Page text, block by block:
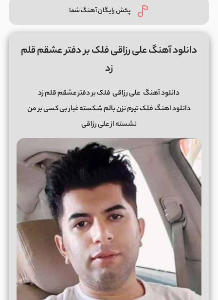
پخش رایگان آهنگ شما
دانلود آهنگ علی رزاقی فلک بر دفتر عشقم قلم
زد
دانلود آهنگ علی رزاقی فلک بر دفتر عشقم قلم زد
دانلود اهنگ فلک تیرم نزن بالم شکسته غبار بی کسی بر من
نشسته از علی رزاقی